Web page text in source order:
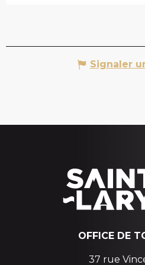
Signaler
OFFICE DE
37 rue